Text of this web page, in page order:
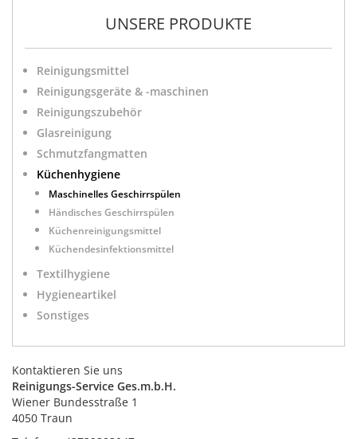
UNSERE PRODUKTE
Reinigungsmittel
Reinigungsgeräte & -maschinen
Reinigungszubehör
Glasreinigung
Schmutzfangmatten
Küchenhygiene
Maschinelles Geschirrspülen
Händisches Geschirrspülen
Küchenreinigungsmittel
Küchendesinfektionsmittel
Textilhygiene
Hygieneartikel
Sonstiges
Kontaktieren Sie uns
Reinigungs-Service Ges.m.b.H.
Wiener Bundesstraße 1
4050 Traun